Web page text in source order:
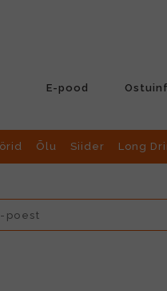
E-pood
Õlu Siider Long